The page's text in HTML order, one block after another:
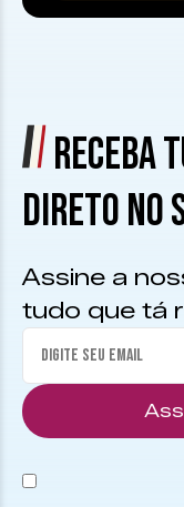
RECEBA
DIRETO NO
Assine a
tudo que tá